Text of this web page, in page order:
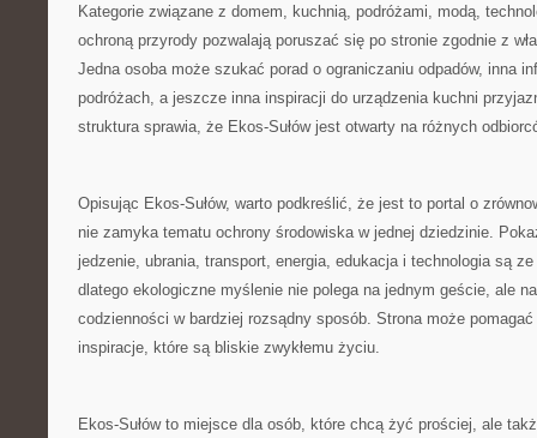
Kategorie związane z domem, kuchnią, podróżami, modą,
ochroną przyrody pozwalają poruszać się po stronie zgodnie z
Jedna osoba może szukać porad o ograniczaniu odpadów, inna
podróżach, a jeszcze inna inspiracji do urządzenia kuchni
struktura sprawia, że Ekos-Sułów jest otwarty na różnych
Opisując Ekos-Sułów, warto podkreślić, że jest to portal o
nie zamyka tematu ochrony środowiska w jednej dziedzinie.
jedzenie, ubrania, transport, energia, edukacja i technologia są ze
dlatego ekologiczne myślenie nie polega na jednym geście, ale
codzienności w bardziej rozsądny sposób. Strona może
inspiracje, które są bliskie zwykłemu życiu.
Ekos-Sułów to miejsce dla osób, które chcą żyć prościej, ale